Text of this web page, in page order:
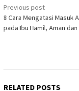
Post
navigation
Previous post
8 Cara Mengatasi Masuk
pada Ibu Hamil, Aman dan
RELATED POSTS